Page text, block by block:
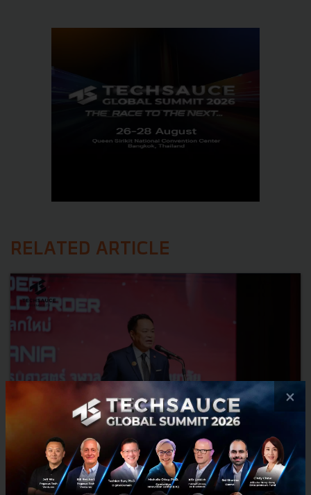
RELATED ARTICLE
3 เรื่องที่ประเทศไทยต้อง Focus สร้างคน–นวัตกรรม–ปฏิรูป
×